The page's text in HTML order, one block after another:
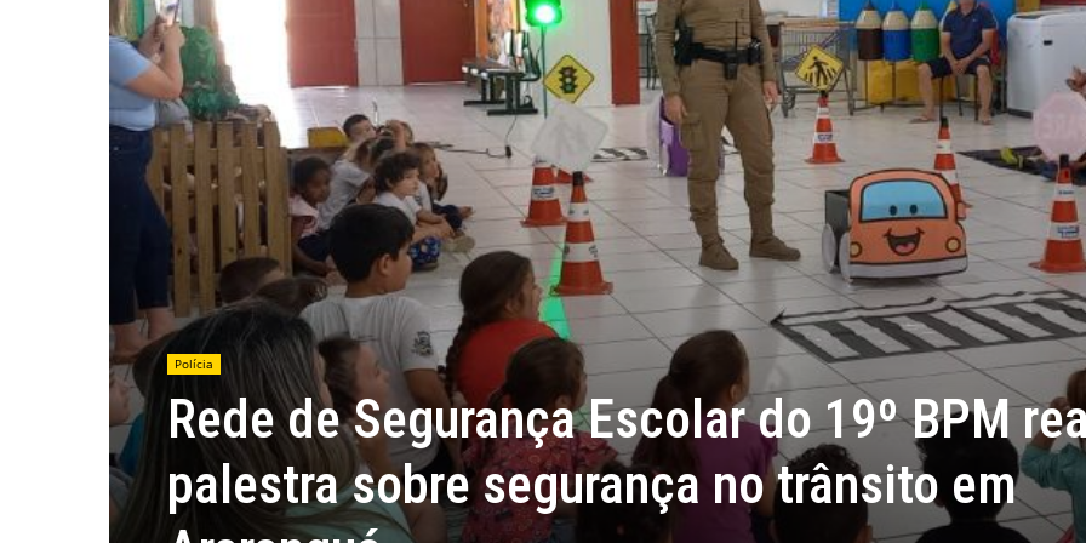
Polícia
Rede de Segurança Escolar do 19º BPM
palestra sobre segurança no trânsito em